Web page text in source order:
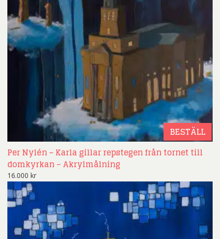
BESTÄLL
Per Nylén – Karla gillar repstegen från tornet till
domkyrkan – Akrylmålning
16.000 kr